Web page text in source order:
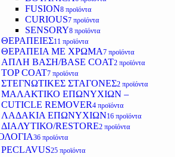
FUSION8 προϊόντα
CURIOUS7 προϊόντα
SENSORY8 προϊόντα
ΘΕΡΑΠΕΙΕΣ11 προϊόντα
ΘΕΡΑΠΕΙΑ ΜΕ ΧΡΩΜΑ7 προϊόντα
ΑΠΛΗ ΒΑΣΗ/BASE COAT2 προϊόντα
TOP COAT7 προϊόντα
ΣΤΕΓΝΩΤΙΚΕΣ ΣΤΑΓΟΝΕΣ2 προϊόντα
ΜΑΛΑΚΤΙΚΟ ΕΠΩΝΥΧΙΩΝ –
CUTICLE REMOVER4 προϊόντα
ΛΑΔΑΚΙΑ ΕΠΩΝΥΧΙΩΝ16 προϊόντα
ΔΙΑΛΥΤΙΚΟ/RESTORE2 προϊόντα
36 προϊόντα
PECLAVUS25 προϊόντα